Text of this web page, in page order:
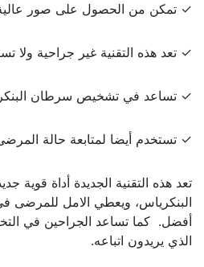
✓ تمكن من الحصول على صور عالية
✓ تعد هذه التقنية غير جراحية ولا
✓ تساعد في تشخيص سرطان
✓ تستخدم أيضا لمتابعة حالة
تعد هذه التقنية الجديدة أداة
البنكرياس، ويعطي الامل للمرضى
أفضل. كما تساعد الجراحين في
الذي يريدون اتباعه.